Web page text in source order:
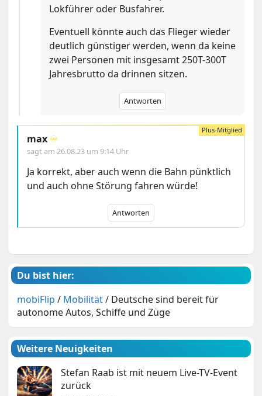
Lokführer oder Busfahrer.
Eventuell könnte auch das Flieger wieder
deutlich günstiger werden, wenn da keine
zwei Personen mit insgesamt 250T-300T
Jahresbrutto da drinnen sitzen.
Antworten
max ♾️
sagt am 26.08.23 um 9:14 Uhr
Ja korrekt, aber auch wenn die Bahn pünktlich
und auch ohne Störung fahren würde!
Antworten
Du bist hier:
mobiFlip / Mobilität/ Deutsche sind bereit für
autonome Autos, Schiffe und Züge
Weitere Neuigkeiten
Stefan Raab ist mit neuem Live-TV-Event
zurück